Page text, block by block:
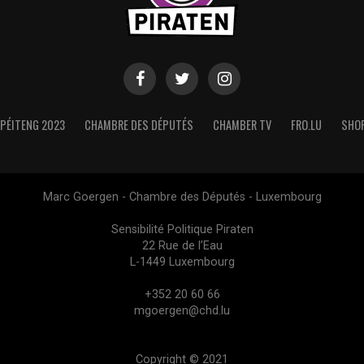
2023 CHAMBRE DES DÉPUTÉS CHAMBER TV FRO.LU
Marc Goergen - Chambre des Députés - Luxembourg
Sensibilité Politique Piraten
22 Rue de l’Eau
L-1449 Luxembourg
+352 20 60 66
mgoergen@chd.lu
Copyright © 2021